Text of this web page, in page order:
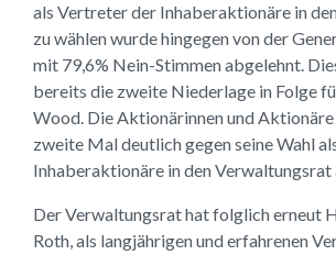
als Vertreter der Inhaberaktionäre in
zu wählen wurde hingegen von der
mit 79,6% Nein-Stimmen abgelehnt.
bereits die zweite Niederlage in Folge
Wood. Die Aktionärinnen und Aktionäre
zweite Mal deutlich gegen seine Wahl
Inhaberaktionäre in den Verwaltungsrat
Der Verwaltungsrat hat folglich erneut
Roth, als langjährigen und erfahrenen